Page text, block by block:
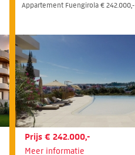
Appartement Fuengirola € 242.000,-
Prijs € 242.000,-
Meer informatie